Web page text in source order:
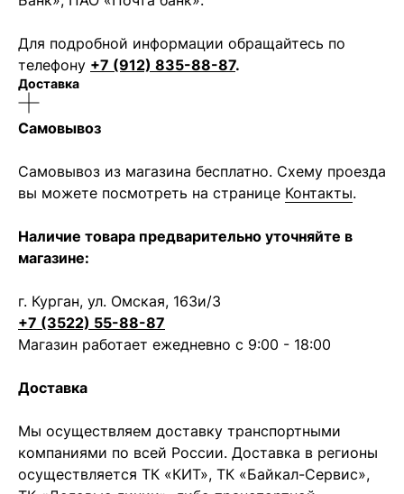
Для подробной информации обращайтесь по
телефону +7 (912) 835-88-87.
Доставка
Самовывоз
Самовывоз из магазина бесплатно. Схему проезда
вы можете посмотреть на странице Контакты.
Наличие товара предварительно уточняйте в
магазине:
г. Курган, ул. Омская, 163и/3
+7 (3522) 55-88-87
Магазин работает ежедневно с 9:00 - 18:00
Доставка
Мы осуществляем доставку транспортными
компаниями по всей России. Доставка в регионы
осуществляется ТК «КИТ», ТК «Байкал-Сервис»,